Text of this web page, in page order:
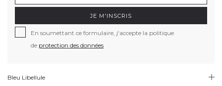
JE M'INSCRIS
En soumettant ce formulaire, j'accepte la politique
de protection des données
Bleu Libellule